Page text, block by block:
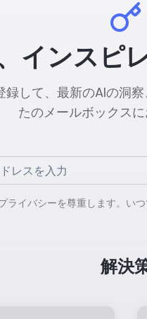
インスピ
録して、最新のAIの洞
たのメールボックスに
ライバシーを尊重します。いつ
解決